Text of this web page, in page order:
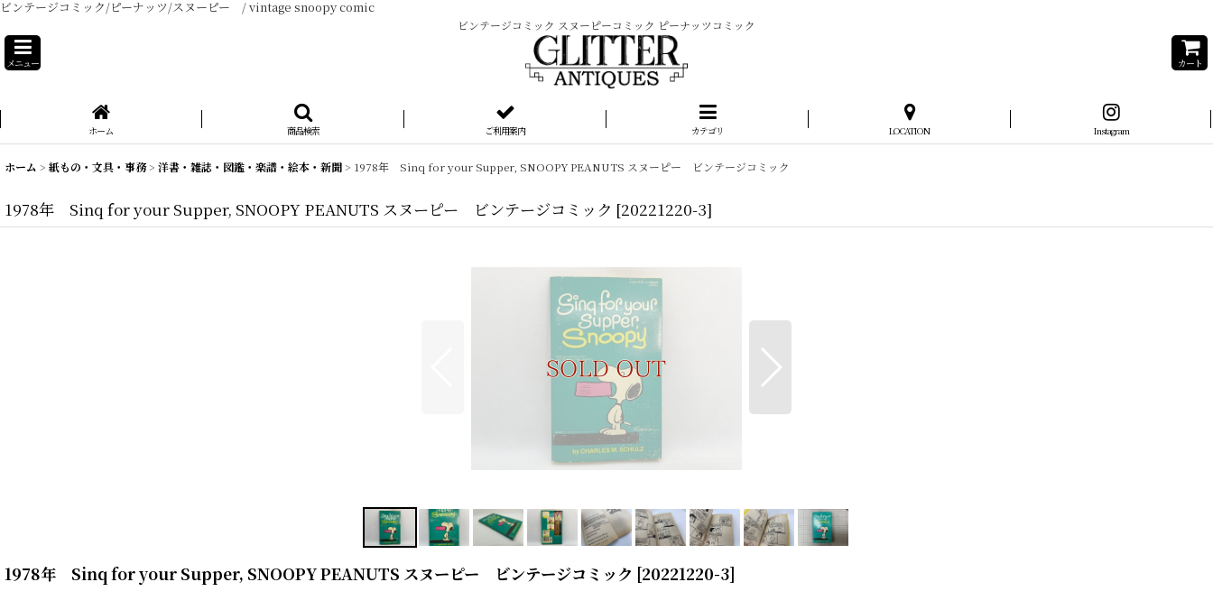
ビンテージコミック/ピーナッツ/スヌーピー / vintage snoopy comic
ビンテージコミック スヌーピーコミック ピーナッツコミック
メニュー カート
ホーム 商品検索 ご利用案内 カテゴリ LOCATION Instagram
ホーム > 紙もの・文具・事務> 洋書・雑誌・図鑑・楽譜・絵本・新聞> 1978年 Sinq for your Supper, SNOOPY PEANUTS スヌーピー ビンテージコミック
1978年 Sinq for your Supper, SNOOPY PEANUTS スヌーピー ビンテージコミック [20221220-3]
1978年 Sinq for your Supper, SNOOPY PEANUTS スヌーピー ビンテージコミック [20221220-3]